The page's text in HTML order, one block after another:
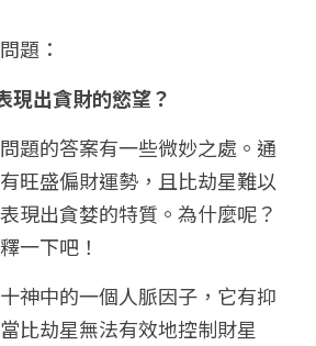
班
班
PDF
2
3
學
八字推理
題：
現出貪財的慾望？
題的答案有一些微妙之處。通
旺盛偏財運勢，且比劫星難以
現出貪婪的特質。為什麼呢？
一下吧！
神中的一個人脈因子，它有抑
比劫星無法有效地控制財星